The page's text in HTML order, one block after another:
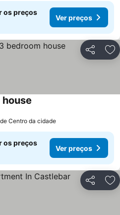
os preços
Ver preços
Partilhar
Centro da cidade
os preços
Ver preços
Partilhar